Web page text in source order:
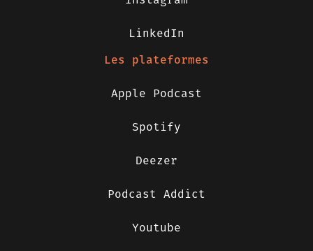
LinkedIn
Les plateformes
Apple Podcast
Spotify
Deezer
Podcast Addict
Youtube